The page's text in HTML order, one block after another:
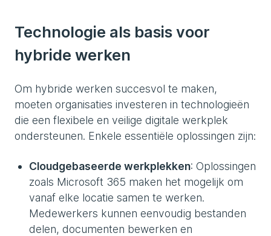
Technologie als basis voor
hybride werken
Om hybride werken succesvol te maken,
moeten organisaties investeren in technologieën
die een flexibele en veilige digitale werkplek
ondersteunen. Enkele essentiële oplossingen zijn:
Cloudgebaseerde werkplekken: Oplossingen
zoals Microsoft 365 maken het mogelijk om
vanaf elke locatie samen te werken.
Medewerkers kunnen eenvoudig bestanden
delen, documenten bewerken en